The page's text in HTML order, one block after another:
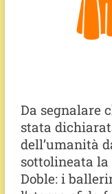
Da segnalare
stata
dell’umanità
sottolineata
Doble: i